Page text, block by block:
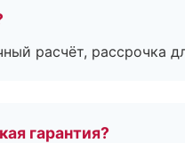
расчёт, рассрочка
гарантия?